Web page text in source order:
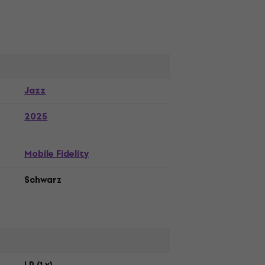
Jazz
2025
Mobile Fidelity
Schwarz